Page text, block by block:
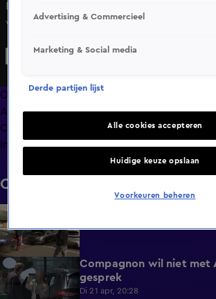
Roy S. probeert het gesprek met Alberto
vriendelijk te starten maar in de
Overzicht
Afleveringen
Clips
Info
Clips
1:09
0:56
Compagnon wil niet met
gesprek
Di 21 apr, 20:28
Advertising & Commercieel
Marketing & Social media
Derde partijen lijst
Alle cookies accepteren
Huidige keuze opslaan
Voorkeuren beheren